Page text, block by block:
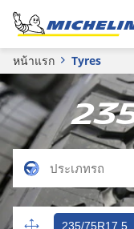
หน้าแรก Tyres
235/75R17.5